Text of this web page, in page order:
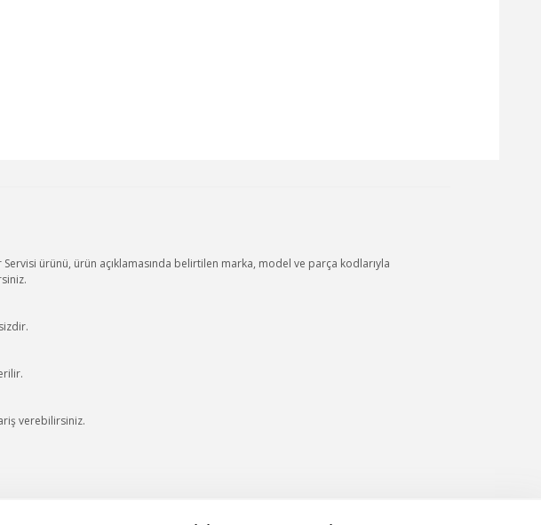
ürünü, ürün açıklamasında belirtilen marka, model ve parça kodlarıyla
verebilirsiniz.